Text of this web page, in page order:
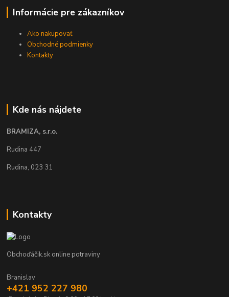
Informácie pre zákazníkov
Ako nakupovať
Obchodné podmienky
Kontakty
Kde nás nájdete
BRAMIZA, s.r.o.
Rudina 447
Rudina, 023 31
Kontakty
Obchoďáčik.sk online potraviny
Branislav
+421 952 227 980